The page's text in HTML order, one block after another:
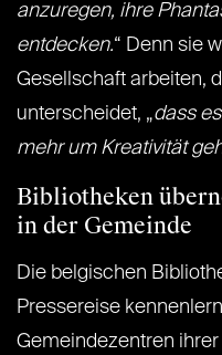
anzuregen, ihre
entdecken.“ Denn sie
Gesellschaft arbeiten,
unterscheidet, „dass
mehr um Kreativität
Bibliotheken
in der Gemeinde
Die belgischen
Pressereise
Gemeindezentren